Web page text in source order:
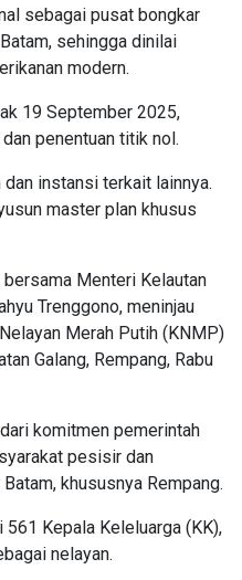
sebagai pusat bongkar
sehingga dinilai
modern.
19 September 2025,
penentuan titik nol.
instansi terkait lainnya.
master plan khusus
bersama Menteri Kelautan
Trenggono, meninjau
Merah Putih (KNMP)
Galang, Rempang, Rabu
komitmen pemerintah
pesisir dan
khususnya Rempang.
Kepala Keleluarga (KK),
nelayan.